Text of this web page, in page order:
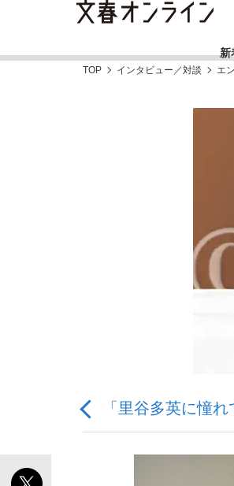
新
TOP インタビュー／対談 エ
「里谷多英に憧